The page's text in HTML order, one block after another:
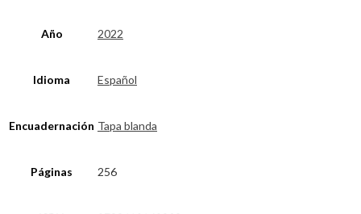
Año 2022
Idioma Español
Encuadernación Tapa blanda
Páginas 256